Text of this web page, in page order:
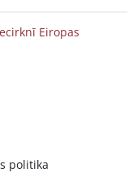
Eiropas
politika